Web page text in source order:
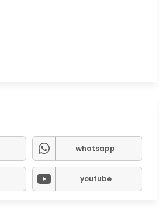
whatsapp
youtube